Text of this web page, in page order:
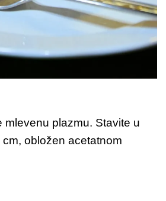
mlevenu plazmu. Stavite u
obložen acetatnom